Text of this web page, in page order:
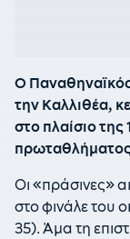
Ο
την Καλλιθέα,
στο πλαίσιο της
πρωταθλήματος
Οι «πράσινες»
στο φινάλε του
35). Άμα τη